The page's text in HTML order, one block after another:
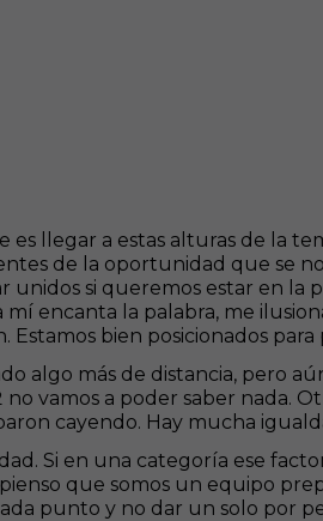
es llegar a estas alturas de la
de la oportunidad que se
unidos si queremos estar en la
encanta la palabra, me
Estamos bien posicionados
algo más de distancia, pero
vamos a poder saber nada.
cayendo. Hay mucha
Si en una categoría ese
que somos un equipo
punto y no dar un solo por